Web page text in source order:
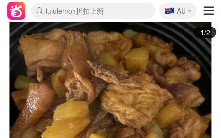
lululemon折扣上新
Sasa美妆护肤3.5折
SSENSE年中2.5折
FreshBeauty好价汇总
Cettire降价+叠9折
WWS Coles超市实拍
viagogo二手票捡漏
Myer超级周末
The Outnet奢牌1折起
David Jones 3折起
Flannels大牌1折
Perfumes Club护肤1折
AMIRO面罩$251
Amazon折扣汇总
eToro入金$200送$50
Amazon数码好物
ICONIC本周7.5折
ThedoubleF高奢地板价
Moose Knuckles 6折
丝芙兰5折起
EUFY摄像头$98
Selenichast首饰2折
Trip机票酒店促销
YSL送5件彩妆礼
Amazon家居好物
Amazon美妆护肤
雅漾大喷$8
过敏原检测盒$33
伊索独家赠50ml沐浴露
科颜氏高保湿面霜$29
SEALIFE海洋馆门票6折
丝塔芙大白罐$16
订阅Newsletter送香薰
Cult Beauty 6.8折
Harrods圣诞日历$525
LN-CC奢牌私促3折
d'Alba空姐喷雾$16
EVE LOM套装£56
Bernardelli独家4折
Adore Beauty 6折起
CT圣诞日历
Mytheresa奢品2.7折
Luxury Escapes 9折
Currentbody美容仪$881
MOON Garden Live
Roborock扫地机$649
Tingo Life水杯$24
Valentino官网5折
CR洗护套装$23
修丽可4件套$159
Myer彩妆2件7折
GANNI官网4.5折
Stylevana韩妆4折
Tessabit高奢8.5折
OGX洗发水$11
Amazon阿德莱德次日达
卡诗8.5折+赠礼
Philips Hue灯具8折
🇦🇺
AU
2/2